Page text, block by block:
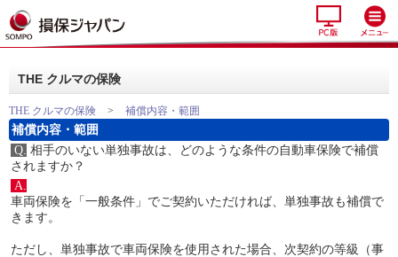
THE クルマの保険
THE クルマの保険 > 補償内容・範囲
補償内容・範囲
Q. 相手のいない単独事故は、どのような条件の自動車保険で補償
されますか？
A.
車両保険を「一般条件」でご契約いただければ、単独事故も補償で
きます。
ただし、単独事故で車両保険を使用された場合、次契約の等級（事